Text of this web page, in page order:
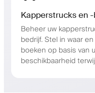
Kapperstrucks en
Beheer uw
bedrijf. Stel in waar
boeken op basis van
beschikbaarheid